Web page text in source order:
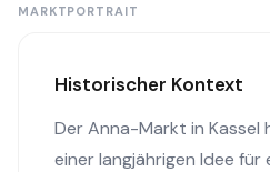
MARKTPORTRAIT
Historischer Kontext
Der Anna-Markt in Kassel
einer langjährigen Idee für